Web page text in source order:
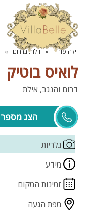
וילה פור יו וילות בדרום
לואיס בוטיק
דרום והנגב, אילת
מרכז הזמנות
גלריות
מידע
זמינות המקום
מפת הגעה